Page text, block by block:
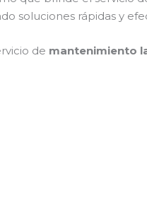
soluciones rápidas y
de mantenimiento